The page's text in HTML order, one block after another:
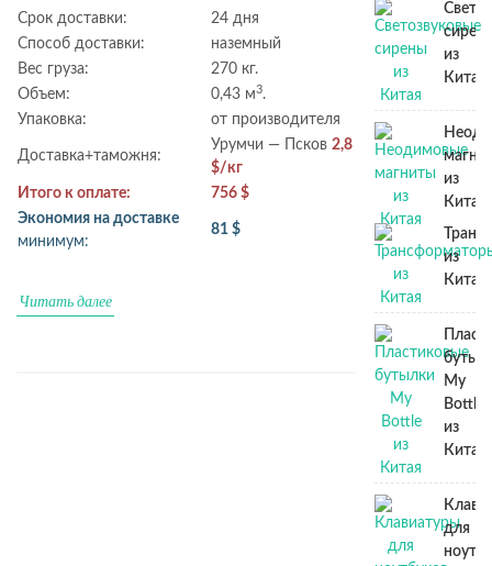
Срок доставки:
24 дня
Способ доставки:
наземный
Вес груза:
270 кг.
Объем:
0,43 м3.
Упаковка:
от производителя
Доставка+таможня:
Урумчи — Псков 2,8
$/кг
Итого к оплате:
756 $
Экономия на доставке
минимум:
81 $
Читать далее
из
Китая
из
Китая
из
Китая
My
Bottle
из
Китая
для